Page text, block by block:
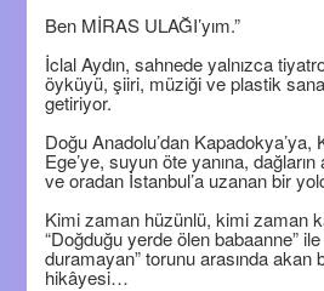
Ben MİRAS ULAĞI’yım.”
İclal Aydın, sahnede yalnızca
öyküyü, şiiri, müziği ve plastik
getiriyor.
Doğu Anadolu’dan Kapadokya’ya,
Ege’ye, suyun öte yanına,
ve oradan İstanbul’a uzanan bir
Kimi zaman hüzünlü, kimi zaman
“Doğduğu yerde ölen babaanne”
duramayan” torunu arasında akan
hikâyesi…